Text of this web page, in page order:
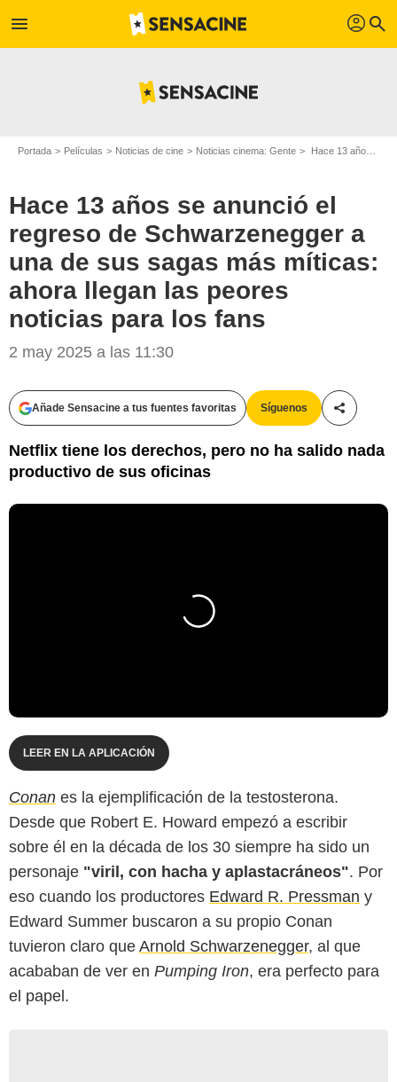
menu profil search
Portada Películas Noticias de cine Noticias cinema: Gente Hace 13 años se anunció el regreso de Schwarzenegger a una de sus sagas más míticas: ahora llegan las peores noticias para los fans
Hace 13 años se anunció el
regreso de Schwarzenegger a
una de sus sagas más míticas:
ahora llegan las peores
noticias para los fans
2 may 2025 a las 11:30
Añade Sensacine a tus fuentes favoritas Síguenos
Netflix tiene los derechos, pero no ha salido nada
productivo de sus oficinas
LEER EN LA APLICACIÓN
Conan es la ejemplificación de la testosterona.
Desde que Robert E. Howard empezó a escribir
sobre él en la década de los 30 siempre ha sido un
personaje "viril, con hacha y aplastacráneos". Por
eso cuando los productores Edward R. Pressman y
Edward Summer buscaron a su propio Conan
tuvieron claro que Arnold Schwarzenegger, al que
acababan de ver en Pumping Iron, era perfecto para
el papel.